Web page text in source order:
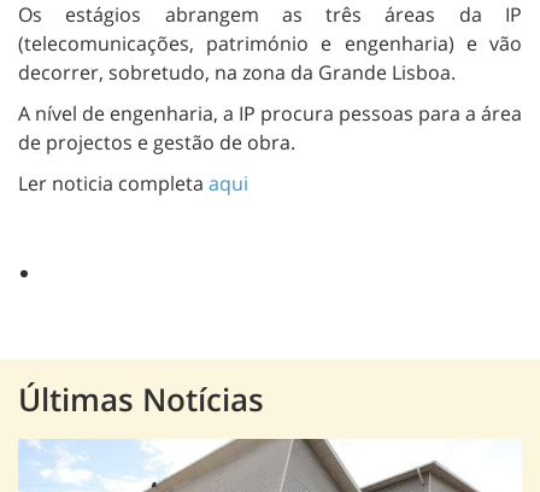
Os estágios abrangem as três áreas da IP
(telecomunicações, património e engenharia) e vão
decorrer, sobretudo, na zona da Grande Lisboa.
A nível de engenharia, a IP procura pessoas para a área
de projectos e gestão de obra.
Ler noticia completa aqui
Últimas Notícias